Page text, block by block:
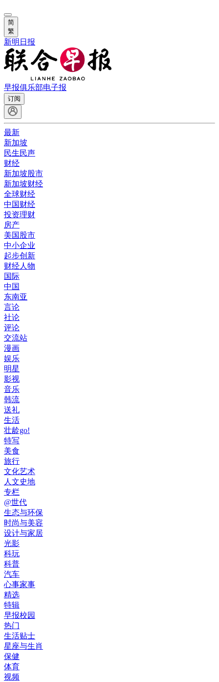
简
繁
新明日报
早报俱乐部电子报
订阅
最新
新加坡
民生民声
财经
新加坡股市
新加坡财经
全球财经
中国财经
投资理财
房产
美国股市
中小企业
起步创新
财经人物
国际
中国
东南亚
言论
社论
评论
交流站
漫画
娱乐
明星
影视
音乐
韩流
送礼
生活
壮龄go!
特写
美食
旅行
文化艺术
人文史地
专栏
@世代
生态与环保
时尚与美容
设计与家居
光影
科玩
科普
汽车
心事家事
精选
特辑
早报校园
热门
生活贴士
星座与生肖
保健
体育
视频